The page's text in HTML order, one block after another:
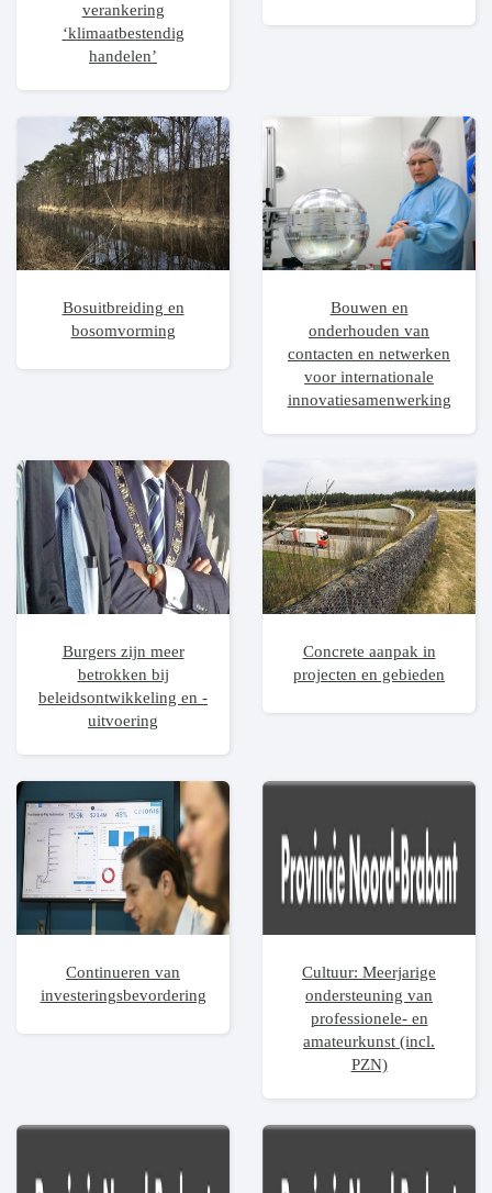
verankering
‘klimaatbestendig
handelen’
Bosuitbreiding en
bosomvorming
Bouwen en
onderhouden van
contacten en netwerken
voor internationale
innovatiesamenwerking
Burgers zijn meer
betrokken bij
beleidsontwikkeling en -
uitvoering
Concrete aanpak in
projecten en gebieden
Continueren van
investeringsbevordering
Cultuur: Meerjarige
ondersteuning van
professionele- en
amateurkunst (incl.
PZN)